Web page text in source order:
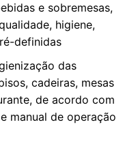
e sobremesas,
higiene,
definidas
das
cadeiras, mesas
de acordo com
manual de operação